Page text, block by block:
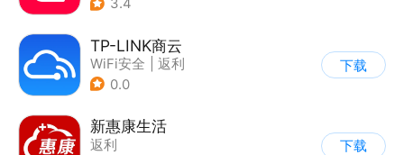
3.4
TP-LINK商云
WiFi安全
返利
0.0
下载
新惠康生活
返利
下载